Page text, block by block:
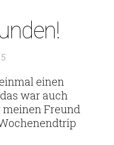
einen
war auch
Freund